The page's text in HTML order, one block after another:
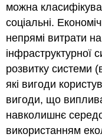
можна
соціальні.
непрямі витрати
інфраструктурної
розвитку системи
які вигоди
вигоди, що
навколишнє
використанням